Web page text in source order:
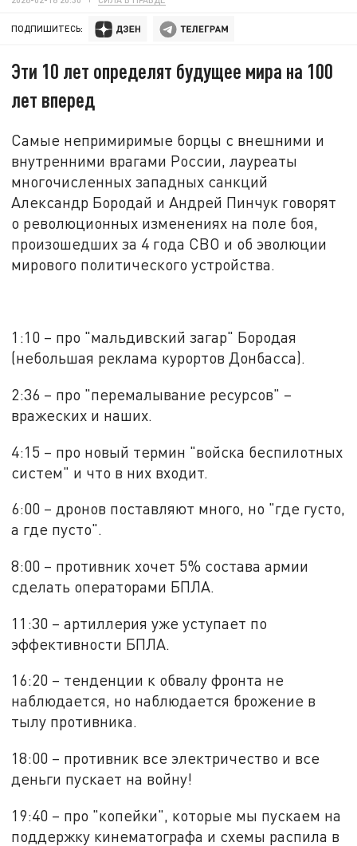
ПОДПИШИТЕСЬ:
Эти 10 лет определят будущее мира на 100
лет вперед
Самые непримиримые борцы с внешними и
внутренними врагами России, лауреаты
многочисленных западных санкций
Александр Бородай и Андрей Пинчук говорят
о революционных изменениях на поле боя,
произошедших за 4 года СВО и об эволюции
мирового политического устройства.
1:10 – про "мальдивский загар" Бородая
(небольшая реклама курортов Донбасса).
2:36 – про "перемалывание ресурсов" –
вражеских и наших.
4:15 – про новый термин "войска беспилотных
систем" и что в них входит.
6:00 – дронов поставляют много, но "где густо,
а где пусто".
8:00 – противник хочет 5% состава армии
сделать операторами БПЛА.
11:30 – артиллерия уже уступает по
эффективности БПЛА.
16:20 – тенденции к обвалу фронта не
наблюдается, но наблюдается брожение в
тылу противника.
18:00 – противник все электричество и все
деньги пускает на войну!
19:40 – про "копейки", которые мы пускаем на
поддержку кинематографа и схемы распила в